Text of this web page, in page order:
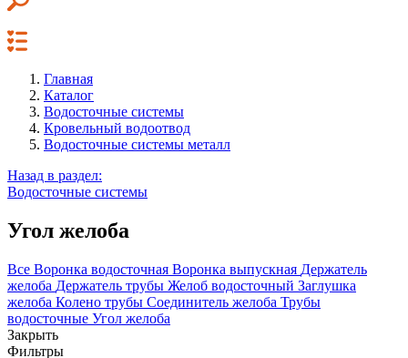
Главная
Каталог
Водосточные системы
Кровельный водоотвод
Водосточные системы металл
Назад в раздел:
Водосточные системы
Угол желоба
Все Воронка водосточная Воронка выпускная Держатель
желоба Держатель трубы Желоб водосточный Заглушка
желоба Колено трубы Соединитель желоба Трубы
водосточные Угол желоба
Закрыть
Фильтры